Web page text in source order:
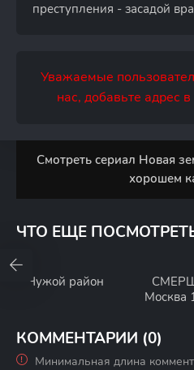
преступления - засадой
Уважаемые
нас, добавьте адрес
Смотреть сериал Новая
хорошем
ЧТО ЕЩЕ
Чужой район
Москва
КОММЕНТАРИИ (0)
Минимальная длина